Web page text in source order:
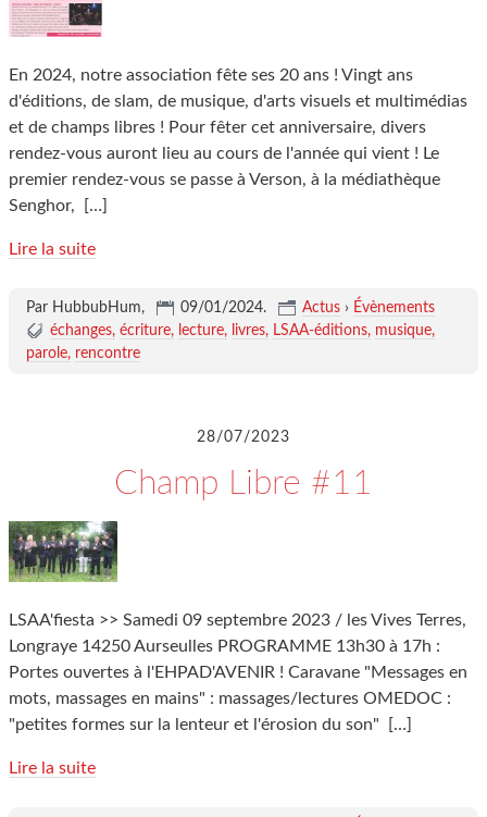
En 2024, notre association fête ses 20 ans ! Vingt ans
d'éditions, de slam, de musique, d'arts visuels et multimédias
et de champs libres ! Pour fêter cet anniversaire, divers
rendez-vous auront lieu au cours de l'année qui vient ! Le
premier rendez-vous se passe à Verson, à la médiathèque
Senghor,
[…]
Lire la suite
Par HubbubHum, 09/01/2024. Actus› Évènements
échanges écriture lecture livres LSAA-éditions musique
parole rencontre
28/07/2023
Champ Libre #11
LSAA'fiesta >> Samedi 09 septembre 2023 / les Vives Terres,
Longraye 14250 Aurseulles PROGRAMME 13h30 à 17h :
Portes ouvertes à l'EHPAD'AVENIR ! Caravane "Messages en
mots, massages en mains" : massages/lectures OMEDOC :
"petites formes sur la lenteur et l'érosion du son"
[…]
Lire la suite